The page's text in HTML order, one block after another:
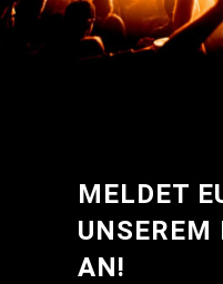
MELDET
UNSEREM
AN!